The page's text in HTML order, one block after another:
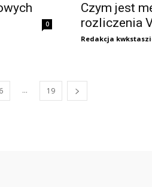
0
Czym jest
rozliczenia
Redakcja
... 19